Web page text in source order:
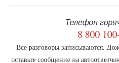
Телефон
8 800
Все разговоры записываются.
оставьте сообщение на